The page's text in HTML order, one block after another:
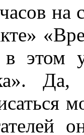
на
этом
Да,